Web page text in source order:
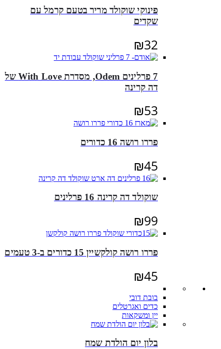
פינוקי שוקולד מריר בטעם קרמל עם
שקדים
₪32
7 פרלינים Odem, מסדרת With Love של
דה קרינה
₪53
פררו רושה 16 כדורים
₪45
שוקולד דה קרינה 16 פרלינים
₪99
פררו רושה קולקשיין 15 כדורים ב-3 טעמים
₪45
בובת דובי
כדים ואגרטלים
יין ומשקאות
בלון יום הולדת שמח